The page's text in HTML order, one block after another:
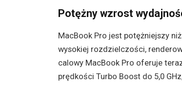
Potężny wzrost
MacBook Pro jest potężniejszy
wysokiej rozdzielczości,
calowy MacBook Pro oferuje
prędkości Turbo Boost do 5,0